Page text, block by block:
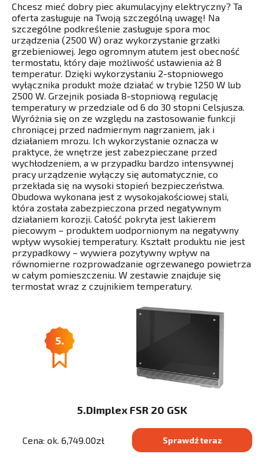
Chcesz mieć dobry piec akumulacyjny elektryczny? Ta
oferta zasługuje na Twoją szczególną uwagę! Na
szczególne podkreślenie zasługuje spora moc
urządzenia (2500 W) oraz wykorzystanie grzałki
grzebieniowej. Jego ogromnym atutem jest obecność
termostatu, który daje możliwość ustawienia aż 8
temperatur. Dzięki wykorzystaniu 2-stopniowego
wyłącznika produkt może działać w trybie 1250 W lub
2500 W. Grzejnik posiada 8-stopniową regulację
temperatury w przedziale od 6 do 30 stopni Celsjusza.
Wyróżnia się on ze względu na zastosowanie funkcji
chroniącej przed nadmiernym nagrzaniem, jak i
działaniem mrozu. Ich wykorzystanie oznacza w
praktyce, że wnętrze jest zabezpieczane przed
wychłodzeniem, a w przypadku bardzo intensywnej
pracy urządzenie wyłączy się automatycznie, co
przekłada się na wysoki stopień bezpieczeństwa.
Obudowa wykonana jest z wysokojakościowej stali,
która została zabezpieczona przed negatywnym
działaniem korozji. Całość pokryta jest lakierem
piecowym – produktem uodpornionym na negatywny
wpływ wysokiej temperatury. Kształt produktu nie jest
przypadkowy – wywiera pozytywny wpływ na
równomierne rozprowadzanie ogrzewanego powietrza
w całym pomieszczeniu. W zestawie znajduje się
termostat wraz z czujnikiem temperatury.
5.
5.Dimplex FSR 20 GSK
Cena: ok. 6,749.00zł Sprawdź teraz